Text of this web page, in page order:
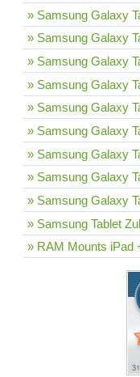
» Samsung Galaxy
» Samsung Galaxy
» Samsung Galaxy
» Samsung Galaxy
» Samsung Galaxy
» Samsung Galaxy
» Samsung Galaxy
» Samsung Galaxy
» Samsung Galaxy
» Samsung Tablet
» RAM Mounts iPad